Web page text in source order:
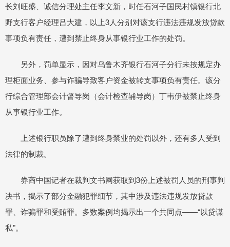
长刘旺盛、诚信分理处主任李文新，时任石河子国民村镇银行北
野支行客户经理吕大建，以上3人分别对该支行违法违规发放贷款
事项负有责任，遭到禁止终身从事银行业工作的处罚。
另外，罚单显示，因对乌鲁木齐银行石河子分行未按规定办
理柜面业务、参与诈骗导致客户资金被转支事项负有责任。该分
行综合管理部会计督导岗（会计检查辅导岗）丁韦伊被禁止终身
从事银行业工作。
上述银行职员除了遭到终身禁业的处罚以外，还有多人受到
法律的制裁。
券商中国记者在裁判文书网获取到3份上述被罚人员的刑事判
决书，揭示了部分金融犯罪细节，其中涉及违法违规发放贷款
罪、诈骗罪和受贿罪。多数案例均揭示出一个共同点——“以贷谋
私”。